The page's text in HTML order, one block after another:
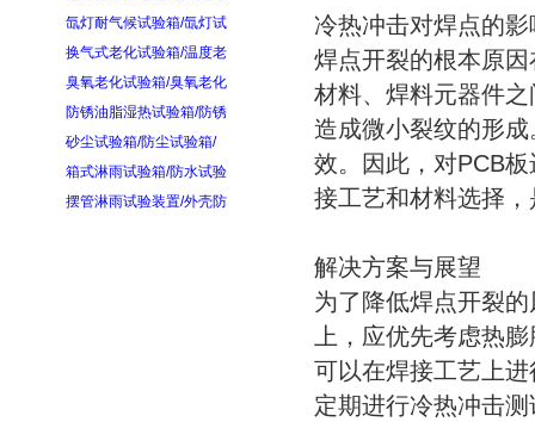
氙灯耐气候试验箱/氙灯试
换气式老化试验箱/温度老
臭氧老化试验箱/臭氧老化
防锈油脂湿热试验箱/防锈
砂尘试验箱/防尘试验箱/
箱式淋雨试验箱/防水试验
摆管淋雨试验装置/外壳防
冷热冲击对焊点的影
焊点开裂的根本原
材料、焊料元器件
造成微小裂纹的形
效。因此，对PCB
接工艺和材料选择
解决方案与展望
为了降低焊点开裂
上，应优先考虑热
可以在焊接工艺上
定期进行冷热冲击